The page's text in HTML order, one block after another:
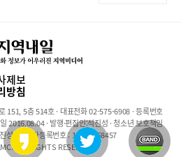
제보
방침
151, 5층 514호 · 대표전화 02-575-6908 · 등록번호
2016.08.04 · 발행·편집인:석진성 · 청소년 보호책임
성 · 사업자등록번호 : 101-86-68457
ALL RIGHTS RESERVED.